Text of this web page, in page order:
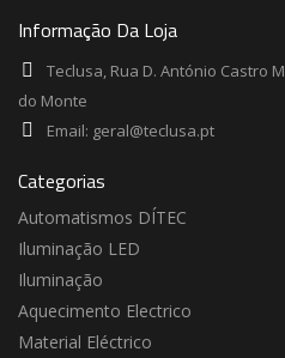
Informação Da Loja
Teclusa, Rua D. António Castro
do Monte
Email: geral@teclusa.pt
Categorias
Automatismos DÍTEC
Iluminação LED
Iluminação
Aquecimento Electrico
Material Eléctrico